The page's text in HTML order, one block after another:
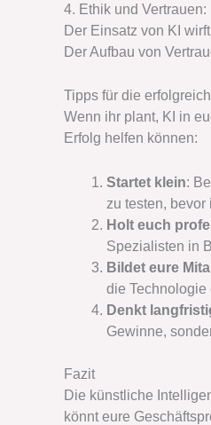
4. Ethik und Vertrauen:
Der Einsatz von KI
Der Aufbau von
Tipps für die
Wenn ihr plant, KI in
Erfolg helfen können:
Startet klein:
zu testen, bevor
Holt euch
Spezialisten in
Bildet eure
die Technologie
Denkt
Gewinne,
Fazit
Die künstliche
könnt eure